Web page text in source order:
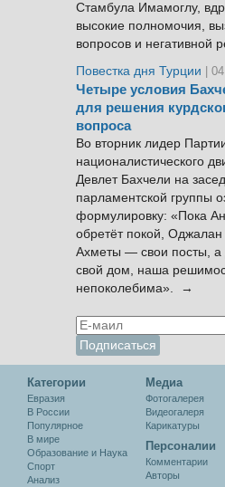
Стамбула Имамоглу,
высокие полномочия,
вопросов и негативной
Повестка дня Турции
|
Четыре условия
для решения
вопроса
Во вторник лидер
националистического
Девлет Бахчели на
парламентской группы
формулировку: «Пока
обретёт покой,
Ахметы — свои посты,
свой дом, наша
непоколебима». →
Категории
Евразия
В России
Популярное
В мире
Образование и Наука
Спорт
Анализ
Медиа
Фотогалерея
Видеогалеря
Карикатуры
Персоналии
Комментарии
Авторы